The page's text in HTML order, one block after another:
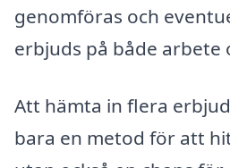
genomföras och
erbjuds på både arbete
Att hämta in flera
bara en metod för att